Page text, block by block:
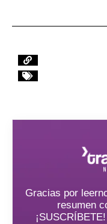
Gracias por
resumen